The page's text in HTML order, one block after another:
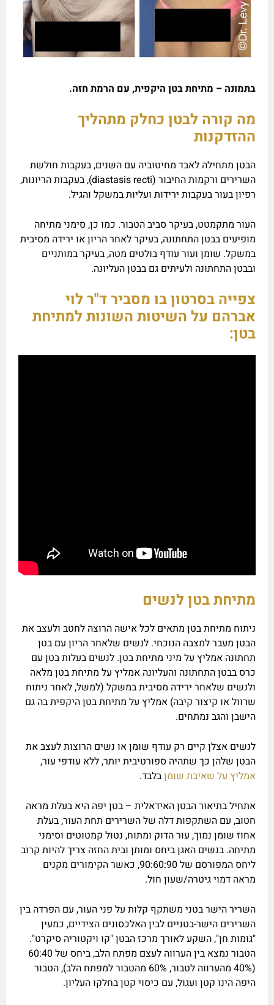
בתמונה – מתיחת בטן היקפית, עם הרמת חזה.
מה קורה לבטן כחלק מתהליך
ההזדקנות
הבטן מתחילה לאבד מחיטוביה עם השנים, בעקבות חולשת
השרירים ורקמות החיבור (diastasis recti), בעקבות הריונות,
רפיון בעור בעקבות ירידות ועליות במשקל והגיל.
העור מתקמטט, בעיקר סביב הטבור. כמו כן, סימני מתיחה
מופיעים בבטן התחתונה, בעיקר לאחר הריון או ירידה מסיבית
במשקל. שומן ועור עודף בולטים מטה, בעיקר במותניים
ובבטן התחתונה ולעיתים גם בבטן העליונה.
צפייה בסרטון בו מסביר ד"ר לוי
אברהם על השיטות השונות למתיחת
בטן:
מתיחת בטן לנשים
ניתוח מתיחת בטן מתאים לכל אישה הרוצה לחטב ולעצב את
הבטן מעבר למצבה הנוכחי. לנשים שלאחר הריון עם בטן
תחתונה אמליץ על מיני מתיחת בטן. לנשים בעלות בטן עם
כרס בבטן התחתונה והעליונה אמליץ על מתיחת בטן מלאה
ולנשים שלאחר ירידה מסיבית במשקל (למשל, לאחר ניתוח
שרוול או קיצור קיבה) אמליץ על מתיחת בטן היקפית בה גם
הישבן והגב נמתחים.
לנשים אצלן קיים רק עודף שומן או נשים הרוצות לעצב את
הבטן שלהן כך שתהיה ספורטיבית יותר, ללא עודפי עור,
אמליץ על שאיבת שומןבלבד.
אתחיל בתיאור הבטן האידאלית – בטן יפה היא בעלת מראה
חטוב, עם השתקפות דלה של השרירים תחת העור, בעלת
אחוז שומן נמוך, עור הדוק ומתוח, נטול קמטוטים וסימני
מתיחה. בנשים האגן ביחס ומותן ובית החזה צריך להיות קרוב
ליחס המפורסם של 90:60:90, כאשר הקימורים מקנים
מראה דמוי גיטרה/שעון חול.
השריר הישר בטני משתקף קלות על פני העור, עם הפרדה בין
השרירים הישר-בטניים לבין האלכסונים הצידיים, כמעין
"גומות חן", השקע לאורך מרכז הבטן "קו ויקטוריה סיקרט".
הטבור נמצא בין הערווה לעצם מפתח הלב, ביחס של 60:40
(40% מהערווה לטבור, 60% מהטבור למפתח הלב), הטבור
היפה הינו קטן ועגול, עם כיסוי קטן בחלקו העליון.